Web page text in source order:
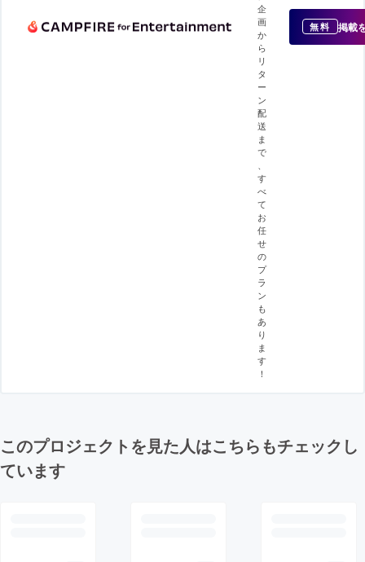
企
画
か
ら
リ
タ
ー
ン
配
送
ま
で
す
べ
て
お
任
せ
の
プ
ラ
ン
も
あ
り
ま
す
！
無料 掲載
このプロジェクトを見た人はこちらもチェックし
ています